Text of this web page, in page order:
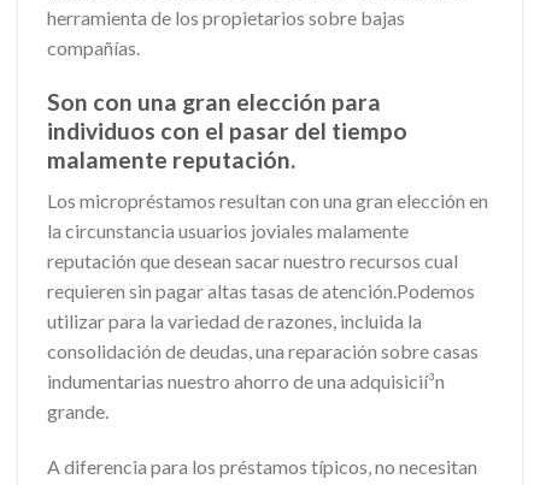
herramienta de los propietarios sobre bajas
compañías.
Son con una gran elección para
individuos con el pasar del tiempo
malamente reputación.
Los micropréstamos resultan con una gran elección en
la circunstancia usuarios joviales malamente
reputación que desean sacar nuestro recursos cual
requieren sin pagar altas tasas de atención.Podemos
utilizar para la variedad de razones, incluida la
consolidación de deudas, una reparación sobre casas
indumentarias nuestro ahorro de una adquisicií³n
grande.
A diferencia para los préstamos tí­picos, no necesitan